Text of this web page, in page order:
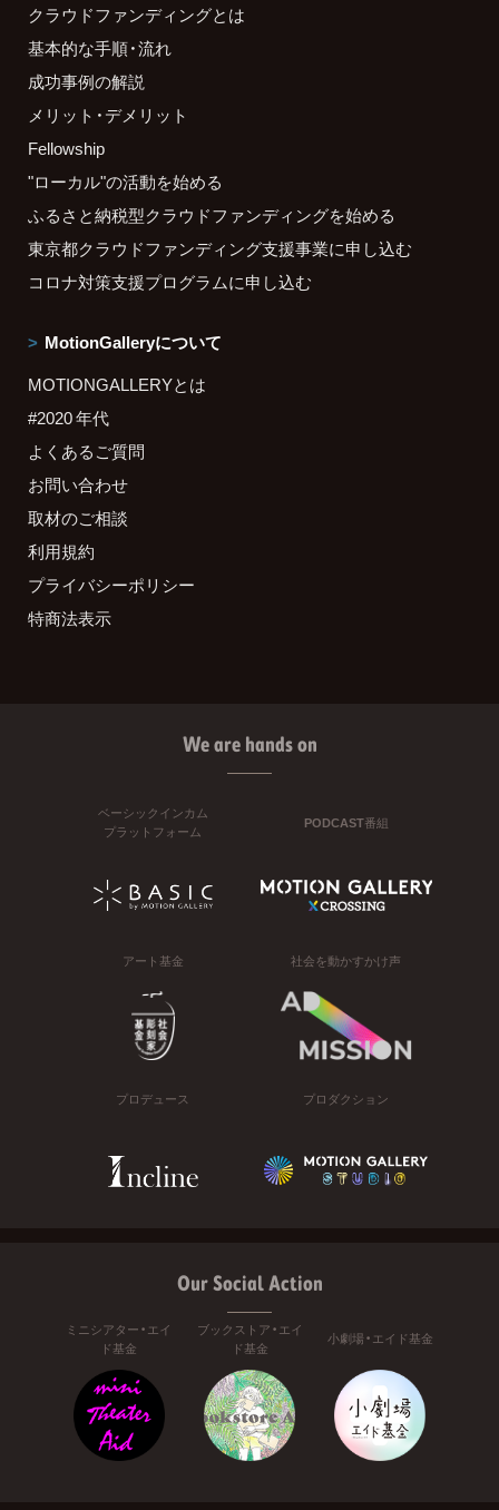
クラウドファンディングとは
基本的な手順・流れ
成功事例の解説
メリット・デメリット
Fellowship
"ローカル"の活動を始める
ふるさと納税型クラウドファンディングを始める
東京都クラウドファンディング支援事業に申し込む
コロナ対策支援プログラムに申し込む
MotionGalleryについて
MOTIONGALLERYとは
#2020 年代
よくあるご質問
お問い合わせ
取材のご相談
利用規約
プライバシーポリシー
特商法表示
We are hands on
ベーシックインカム
プラットフォーム
PODCAST番組
アート基金 社会を動かすかけ声
プロデュース プロダクション
Our Social Action
ミニシアター・エイ
ド基金
ブックストア・エイ
ド基金
小劇場・エイド基金